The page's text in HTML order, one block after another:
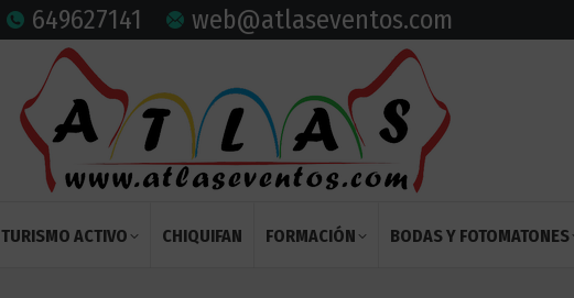
649627141 web@atlaseventos.com
TURISMO ACTIVO CHIQUIFAN FORMACIÓN BODAS Y FOTOMATONES